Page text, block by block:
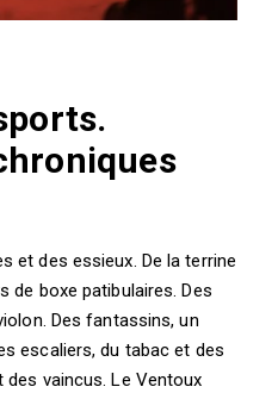
et des essieux. De la terrine
de boxe patibulaires. Des
Des fantassins, un
escaliers, du tabac et des
des vaincus. Le Ventoux